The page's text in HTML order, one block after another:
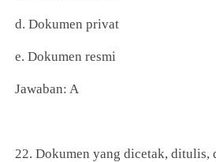
d. Dokumen privat
e. Dokumen resmi
Jawaban: A
22. Dokumen yang dicetak, ditulis,